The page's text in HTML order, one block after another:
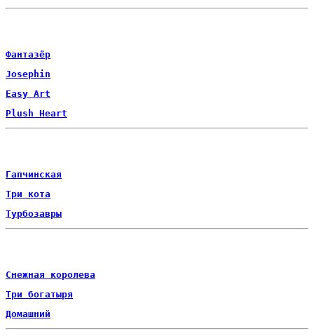
Фантазёр
Josephin
Easy Art
Plush Heart
Гапчинская
Три кота
Турбозавры
Снежная королева
Три богатыря
Домашний